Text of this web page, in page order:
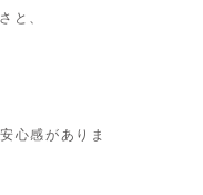
と、
心感がありま